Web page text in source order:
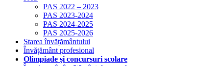
PAS 2022 – 2023
PAS 2023-2024
PAS 2024-2025
PAS 2025-2026
Starea învățământului
Învățământ profesional
Olimpiade și concursuri scolare